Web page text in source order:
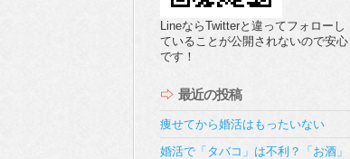
LineならTwitterと違ってフォローし
ていることが公開されないので安心
です！
最近の投稿
痩せてから婚活はもったいない
婚活で「タバコ」は不利？「お酒」